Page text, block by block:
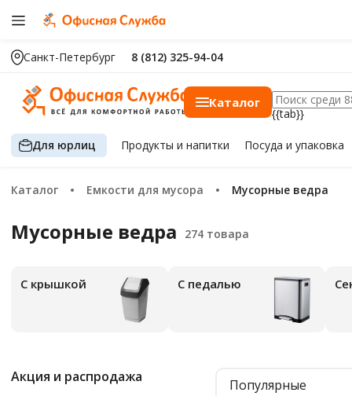
Санкт-Петербург 8 (812) 325-94-04
Каталог
{{tab}}
Для юрлиц Продуктыи напитки Посуда и упаковка
Каталог Емкости для мусора Мусорные ведра
Мусорные ведра
С крышкой С педалью
Акция и распродажа Популярные